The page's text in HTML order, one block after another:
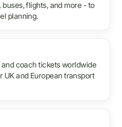
flights, and more - to
planning.
coach tickets worldwide
UK and European transport